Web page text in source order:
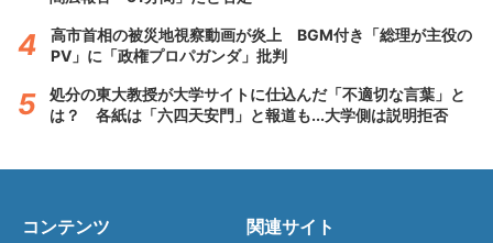
高市首相の被災地視察動画が炎上 BGM付き「総理が主役の
PV」に「政権プロパガンダ」批判
処分の東大教授が大学サイトに仕込んだ「不適切な言葉」と
は？ 各紙は「六四天安門」と報道も...大学側は説明拒否
コンテンツ 関連サイト